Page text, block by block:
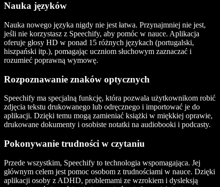
Nauka języków
Nauka nowego języka nigdy nie jest łatwa. Przynajmniej nie jest,
jeśli nie korzystasz z Speechify, aby pomóc w nauce. Aplikacja
oferuje głosy HD w ponad 15 różnych językach (portugalski,
hiszpański itp.), pomagając uczniom słuchowym zaznaczać i
rozumieć poprawną wymowę.
Rozpoznawanie znaków optycznych
Speechify ma specjalną funkcję, która pozwala użytkownikom robić
zdjęcia tekstu drukowanego lub odręcznego i importować je do
aplikacji. Dzięki temu mogą zamieniać książki w miękkiej oprawie,
drukowane dokumenty i osobiste notatki na audiobooki i podcasty.
Pokonywanie trudności w czytaniu
Przede wszystkim, Speechify to technologia wspomagająca. Jej
głównym celem jest pomoc osobom z trudnościami w nauce. Dzięki
aplikacji osoby z ADHD, problemami ze wzrokiem i dysleksją